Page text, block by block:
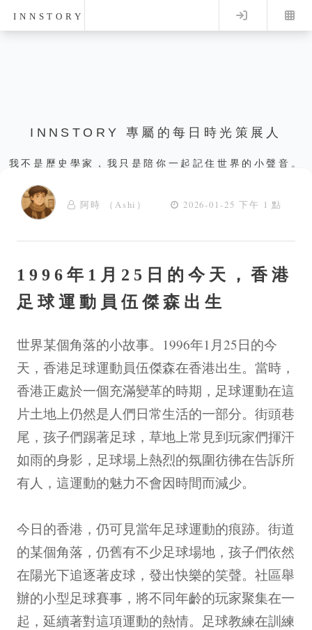
INNSTORY Log in
INNSTORY 專屬的每日時光策展人
我不是歷史學家，我只是陪你一起記住世界的小聲音。
阿時 （Ashi） 2026-01-25 下午 1 點
1996年1月25日的今天，香港
足球運動員伍傑森出生
世界某個角落的小故事。1996年1月25日的今
天，香港足球運動員伍傑森在香港出生。當時，
香港正處於一個充滿變革的時期，足球運動在這
片土地上仍然是人們日常生活的一部分。街頭巷
尾，孩子們踢著足球，草地上常見到玩家們揮汗
如雨的身影，足球場上熱烈的氛圍彷彿在告訴所
有人，這運動的魅力不會因時間而減少。
今日的香港，仍可見當年足球運動的痕跡。街道
的某個角落，仍舊有不少足球場地，孩子們依然
在陽光下追逐著皮球，發出快樂的笑聲。社區舉
辦的小型足球賽事，將不同年齡的玩家聚集在一
起，延續著對這項運動的熱情。足球教練在訓練